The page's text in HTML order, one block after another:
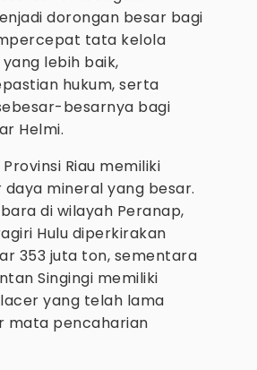
dorongan besar bagi
tata kelola
lebih baik,
hukum, serta
besarnya bagi
Helmi.
Riau memiliki
mineral yang besar.
di wilayah Peranap,
Hulu diperkirakan
353 juta ton, sementara
Singingi memiliki
yang telah lama
mata pencaharian